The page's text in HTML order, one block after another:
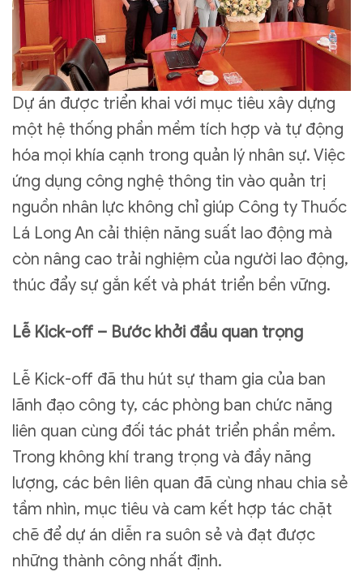
Dự án được triển khai với mục tiêu xây dựng
một hệ thống phần mềm tích hợp và tự động
hóa mọi khía cạnh trong quản lý nhân sự. Việc
ứng dụng công nghệ thông tin vào quản trị
nguồn nhân lực không chỉ giúp Công ty Thuốc
Lá Long An cải thiện năng suất lao động mà
còn nâng cao trải nghiệm của người lao động,
thúc đẩy sự gắn kết và phát triển bền vững.
Lễ Kick-off – Bước khởi đầu quan trọng
Lễ Kick-off đã thu hút sự tham gia của ban
lãnh đạo công ty, các phòng ban chức năng
liên quan cùng đối tác phát triển phần mềm.
Trong không khí trang trọng và đầy năng
lượng, các bên liên quan đã cùng nhau chia sẻ
tầm nhìn, mục tiêu và cam kết hợp tác chặt
chẽ để dự án diễn ra suôn sẻ và đạt được
những thành công nhất định.